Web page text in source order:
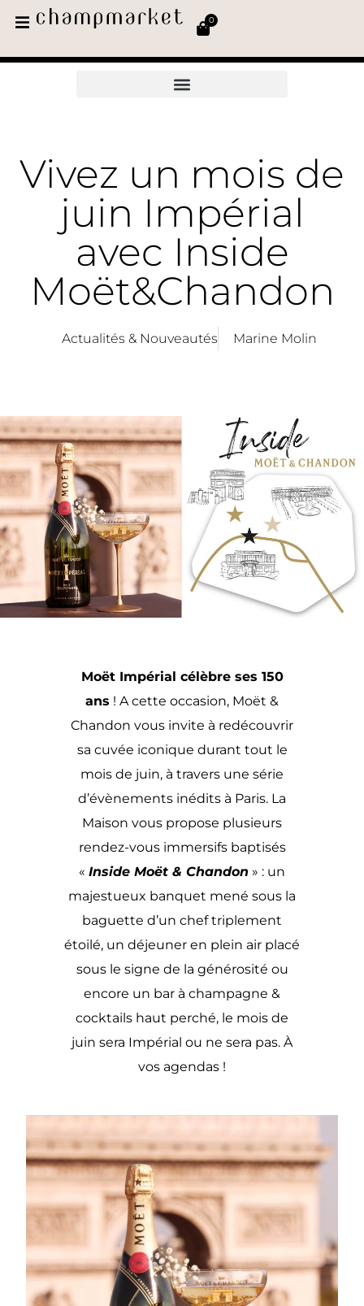
0
Vivez un mois de
juin Impérial
avec Inside
Moët&Chandon
Actualités & Nouveautés Marine Molin
Moët Impérial célèbre ses 150
ans ! A cette occasion, Moët &
Chandon vous invite à redécouvrir
sa cuvée iconique durant tout le
mois de juin, à travers une série
d’évènements inédits à Paris. La
Maison vous propose plusieurs
rendez-vous immersifs baptisés
« Inside Moët & Chandon » : un
majestueux banquet mené sous la
baguette d’un chef triplement
étoilé, un déjeuner en plein air placé
sous le signe de la générosité ou
encore un bar à champagne &
cocktails haut perché, le mois de
juin sera Impérial ou ne sera pas. À
vos agendas !